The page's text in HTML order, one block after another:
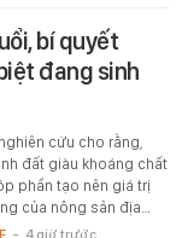
bí quyết
đang sinh
cứu cho rằng,
đất giàu khoáng chất
phần tạo nên giá trị
của nông sản địa…
- 4 giờ trước